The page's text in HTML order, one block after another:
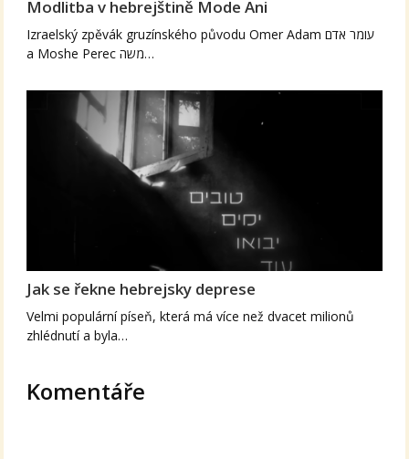
Modlitba v hebrejštině Mode Ani
Izraelský zpěvák gruzínského původu Omer Adam עומר אדם
a Moshe Perec משה…
Jak se řekne hebrejsky deprese
Velmi populární píseň, která má více než dvacet milionů
zhlédnutí a byla…
Komentáře